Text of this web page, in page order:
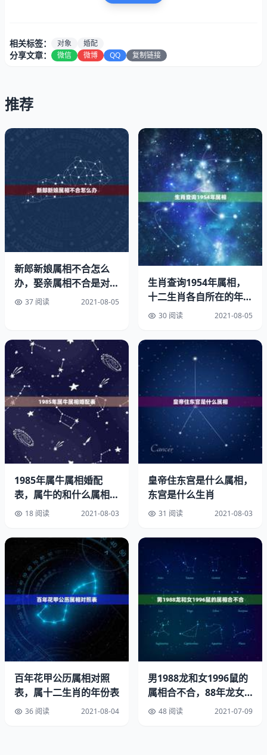
吉凶参半子陪鼠，羊马逢着寿不长，
子鼠与丑牛，因此最宜找个属牛的对象，此乃上上等婚配。
其次是与申猴辰龙三合，故也宜找个属猴或属龙的，此乃上
子鼠与午马相冲，因此最忌找个属马的，此乃下下等婚配。
子鼠又与卯兔相刑，故也忌找属兔的，此乃下等婚配。
子鼠与未羊也有相害的成分，故也不宜找属羊的，此乃中下
等婚配。
有时也讲子子自刑，此乃中下等婚配，故也应避免同属相
的。
二、丑牛：
吉凶参半牛兔在，
龙马相配忧苦参，
灾煞重重逢羊狗，
大吉总是鼠蛇鸡
丑牛与子鼠，因此最宜找个属鼠的对象，此乃上上等婚配。
其次是与巳蛇酉鸡三合，故也宜找个属蛇或属鸡的，此乃上
丑牛与未羊相冲，因此最忌找属羊的，此乃下下等婚配。
相关标签： 对象 婚配
分享文章： 微信 微博 QQ 复制链接
推荐
新郎新娘属相不合怎么
办，娶亲属相不合是对自
己不好还是新娘不好
37 阅读 2021-08-05
生肖查询1954年属相，
十二生肖各自所在的年
份？30 阅读 2021-08-05
1985年属牛属相婚配
表，属牛的和什么属相最
配 属牛的属相婚配表
18 阅读 2021-08-03
皇帝住东宫是什么属相，
东宫是什么生肖
31 阅读 2021-08-03
百年花甲公历属相对照
表，属十二生肖的年份表
36 阅读 2021-08-04
男1988龙和女1996鼠的
属相合不合，88年龙女
和96年的鼠男相配吗
48 阅读 2021-07-09